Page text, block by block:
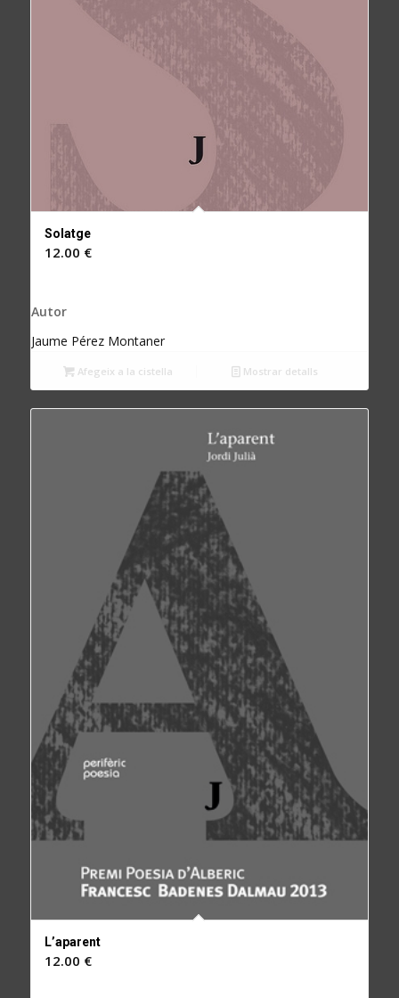
Solatge
12.00 €
Autor
Jaume Pérez Montaner
Afegeix a la cistella Mostrar detalls
L’aparent
12.00 €